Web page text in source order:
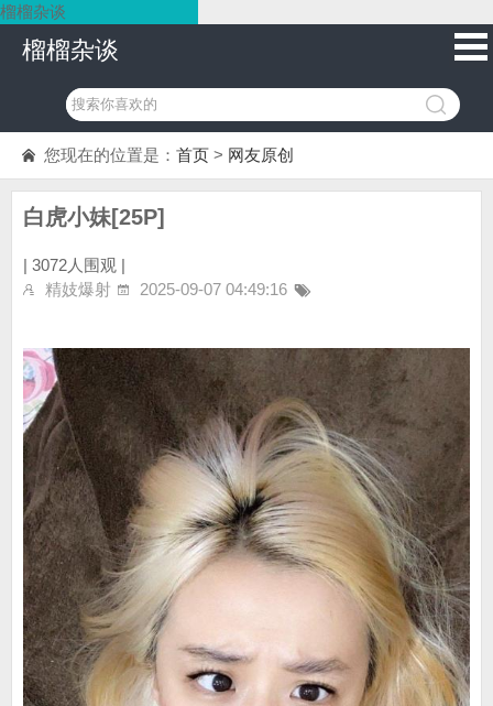
榴榴杂谈
榴榴杂谈
您现在的位置是： 首页 > 网友原创
白虎小妹[25P]
| 3072人围观 |
精妓爆射
2025-09-07 04:49:16